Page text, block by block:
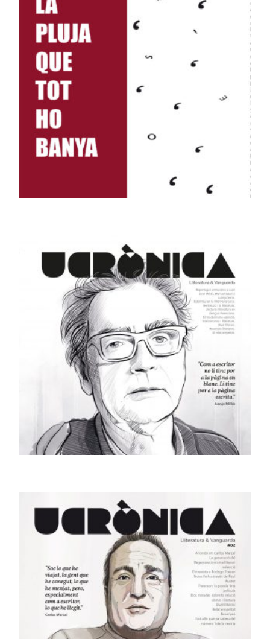
La pluja que tot ho banya
15,00€
Revista Ucrònica #01
5,00